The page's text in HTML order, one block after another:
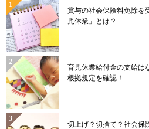
賞与の社会保険料免除を
児休業」とは？
育児休業給付金の支給は
根拠規定を確認！
切上げ？切捨て？社会保